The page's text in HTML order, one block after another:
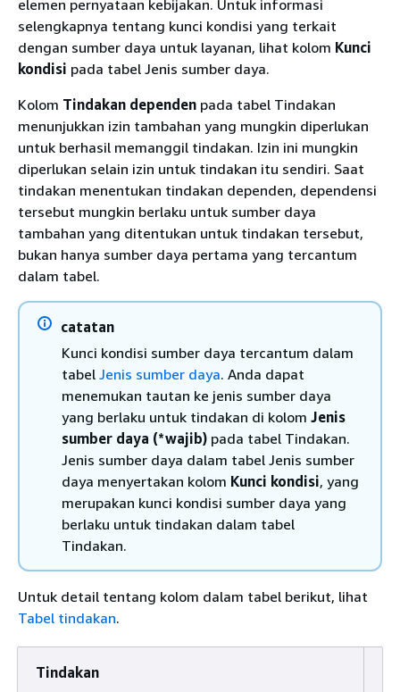
elemen pernyataan kebijakan. Untuk informasi
selengkapnya tentang kunci kondisi yang terkait
dengan sumber daya untuk layanan, lihat kolom Kunci
kondisi pada tabel Jenis sumber daya.
Kolom Tindakan dependen pada tabel Tindakan
menunjukkan izin tambahan yang mungkin diperlukan
untuk berhasil memanggil tindakan. Izin ini mungkin
diperlukan selain izin untuk tindakan itu sendiri. Saat
tindakan menentukan tindakan dependen, dependensi
tersebut mungkin berlaku untuk sumber daya
tambahan yang ditentukan untuk tindakan tersebut,
bukan hanya sumber daya pertama yang tercantum
dalam tabel.
catatan
Kunci kondisi sumber daya tercantum dalam
tabel Jenis sumber daya. Anda dapat
menemukan tautan ke jenis sumber daya
yang berlaku untuk tindakan di kolom Jenis
sumber daya (*wajib) pada tabel Tindakan.
Jenis sumber daya dalam tabel Jenis sumber
daya menyertakan kolom Kunci kondisi, yang
merupakan kunci kondisi sumber daya yang
berlaku untuk tindakan dalam tabel
Tindakan.
Untuk detail tentang kolom dalam tabel berikut, lihat
Tabel tindakan.
Tindakan